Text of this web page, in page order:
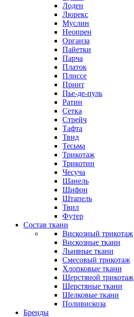
Лоден
Люрекс
Муслин
Неопрен
Органза
Пайетки
Парча
Платок
Плиссе
Принт
Пье-де-пуль
Ратин
Сетка
Стрейч
Тафта
Твид
Тесьма
Трикотаж
Трикотин
Чесуча
Шанель
Шифон
Штапель
Твил
Футер
Состав ткани
Вискозный трикотаж
Вискозные ткани
Льняные ткани
Смесовый трикотаж
Хлопковые ткани
Шерстяной трикотаж
Шерстяные ткани
Шелковые ткани
Поливискоза
Бренды